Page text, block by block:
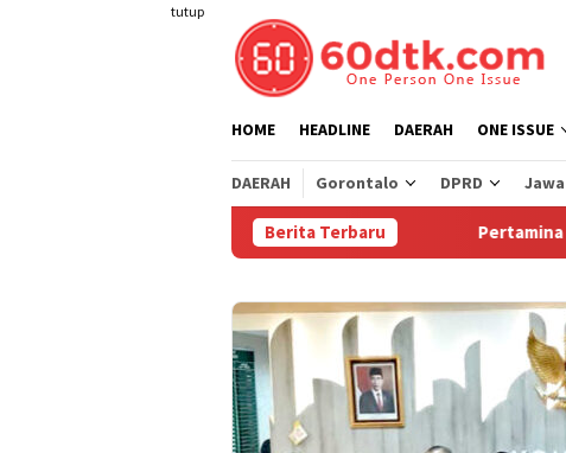
tutup
HOME HEADLINE DAERAH ONE ISSUE
DAERAH Gorontalo DPRD
Berita Terbaru Pertamina